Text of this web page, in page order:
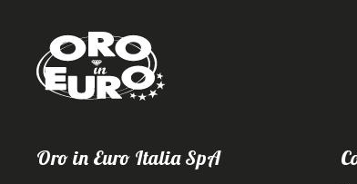
Oro in Euro Italia SpA